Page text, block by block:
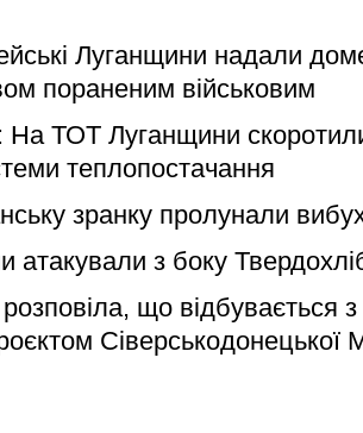
Луганщини надали
пораненим військовим
ТОТ Луганщини
теплопостачання
зранку пролунали
атакували з боку
що відбувається з
Сіверськодонецької